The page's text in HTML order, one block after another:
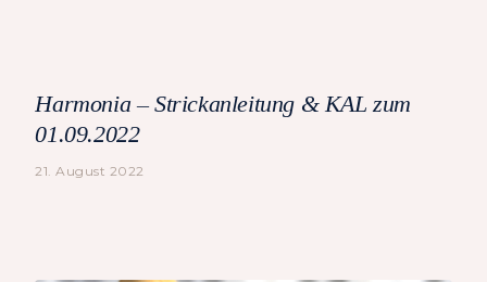
Harmonia – Strickanleitung & KAL zum
01.09.2022
21. August 2022